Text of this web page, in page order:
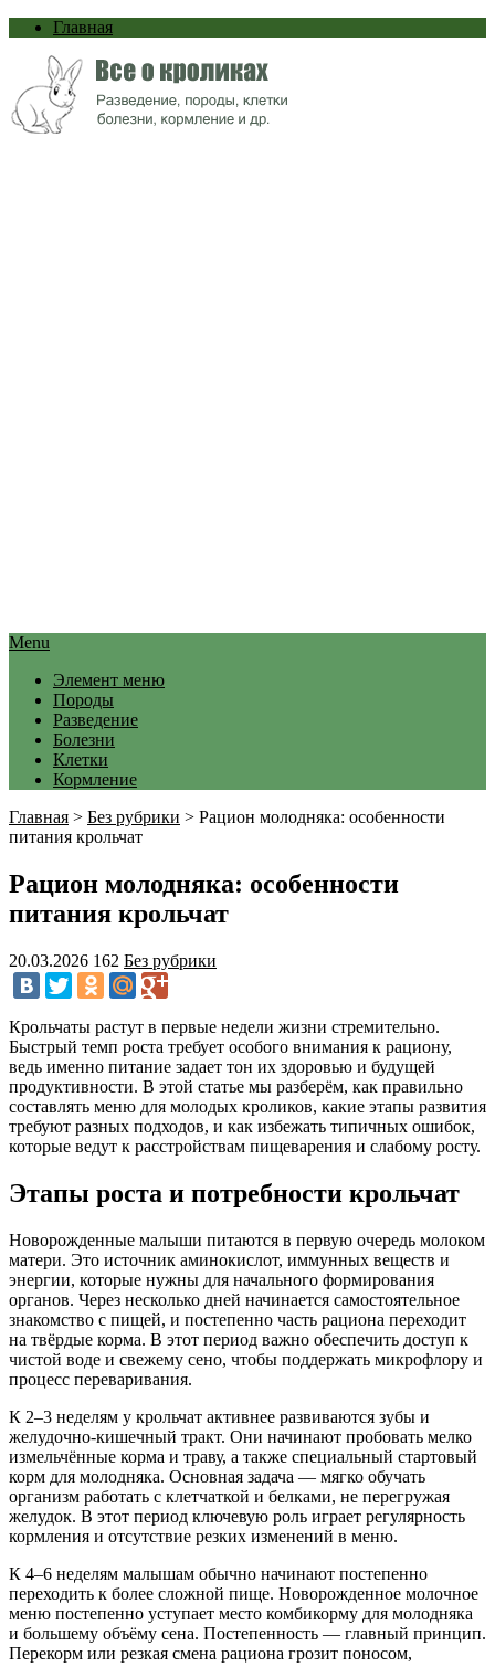
Главная
Menu
Элемент меню
Породы
Разведение
Болезни
Клетки
Кормление
Главная > Без рубрики > Рацион молодняка: особенности
питания крольчат
Рацион молодняка: особенности
питания крольчат
20.03.2026 162 Без рубрики
Крольчаты растут в первые недели жизни стремительно.
Быстрый темп роста требует особого внимания к рациону,
ведь именно питание задает тон их здоровью и будущей
продуктивности. В этой статье мы разберём, как правильно
составлять меню для молодых кроликов, какие этапы развития
требуют разных подходов, и как избежать типичных ошибок,
которые ведут к расстройствам пищеварения и слабому росту.
Этапы роста и потребности крольчат
Новорожденные малыши питаются в первую очередь молоком
матери. Это источник аминокислот, иммунных веществ и
энергии, которые нужны для начального формирования
органов. Через несколько дней начинается самостоятельное
знакомство с пищей, и постепенно часть рациона переходит
на твёрдые корма. В этот период важно обеспечить доступ к
чистой воде и свежему сено, чтобы поддержать микрофлору и
процесс переваривания.
К 2–3 неделям у крольчат активнее развиваются зубы и
желудочно-кишечный тракт. Они начинают пробовать мелко
измельчённые корма и траву, а также специальный стартовый
корм для молодняка. Основная задача — мягко обучать
организм работать с клетчаткой и белками, не перегружая
желудок. В этот период ключевую роль играет регулярность
кормления и отсутствие резких изменений в меню.
К 4–6 неделям малышам обычно начинают постепенно
переходить к более сложной пище. Новорожденное молочное
меню постепенно уступает место комбикорму для молодняка
и большему объёму сена. Постепенность — главный принцип.
Перекорм или резкая смена рациона грозит поносом,